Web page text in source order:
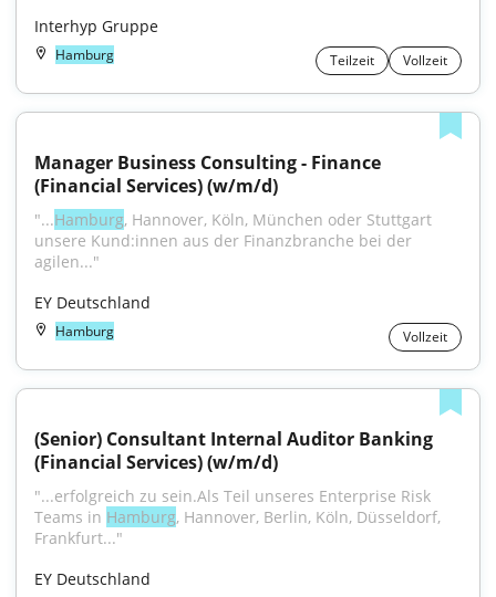
Interhyp Gruppe
Hamburg Teilzeit Vollzeit
Manager Business Consulting - Finance
(Financial Services) (w/m/d)
"...Hamburg, Hannover, Köln, München oder Stuttgart
unsere Kund:innen aus der Finanzbranche bei der
agilen..."
EY Deutschland
Hamburg Vollzeit
(Senior) Consultant Internal Auditor Banking
(Financial Services) (w/m/d)
"...erfolgreich zu sein.Als Teil unseres Enterprise Risk
Teams in Hamburg, Hannover, Berlin, Köln, Düsseldorf,
Frankfurt..."
EY Deutschland